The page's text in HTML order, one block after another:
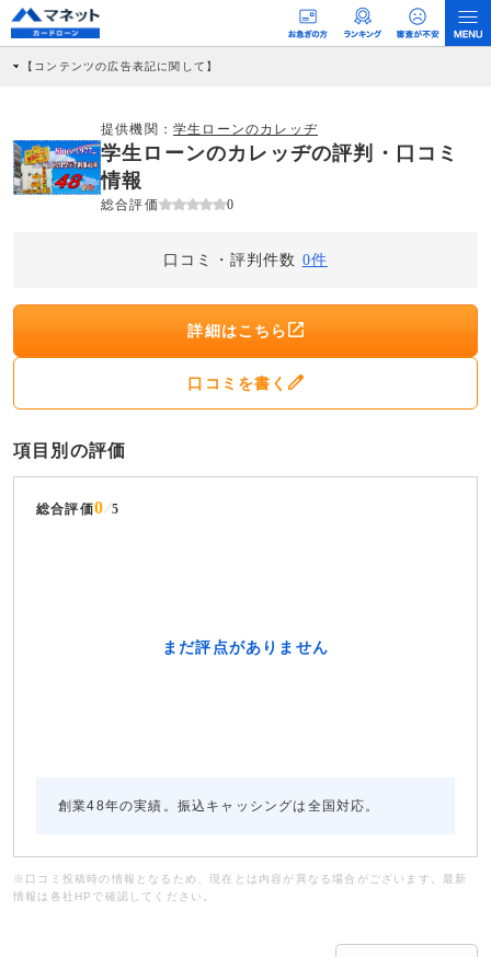
【コンテンツの広告表記に関して】
商品を根拠なくPRするものではなく、当編集部の調査／ユーザーへの口コミ収集な
どに基づき、公平性を担保した情報提供を行っています。
>提携企業一覧
提供機関： 学生ローンのカレッヂ
学生ローンのカレッヂの評判・口コミ
情報
総合評価 0
口コミ・評判件数 0件
詳細はこちら
口コミを書く
項目別の評価
総合評価0 5
創業48年の実績。振込キャッシングは全国対応。
※口コミ投稿時の情報となるため、現在とは内容が異なる場合がございます。最新
情報は各社HPで確認してください。